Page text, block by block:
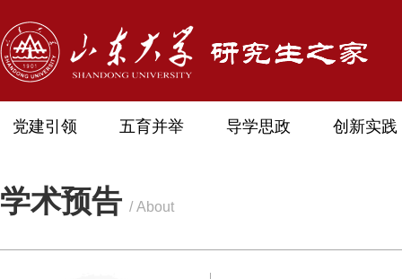
党建引领 五育并举 导学思政 创新实践
学术预告 / About